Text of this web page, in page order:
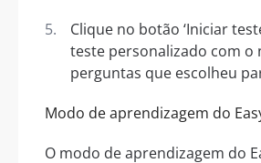
Clique no botão ‘Iniciar
teste personalizado com o
perguntas que escolheu
Modo de aprendizagem do
O modo de aprendizagem do